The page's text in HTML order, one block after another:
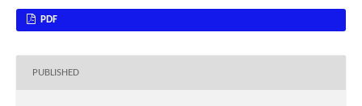
PDF
PUBLISHED